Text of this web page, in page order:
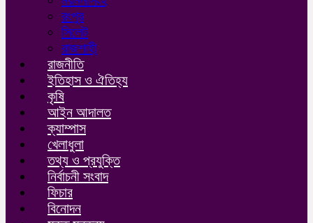
রংপুর
সিলেট
রাজশাহী
রাজনীতি
ইতিহাস ও ঐতিহ্য
কৃষি
আইন আদালত
ক্যাম্পাস
খেলাধুলা
তথ্য ও প্রযুক্তি
নির্বাচনী সংবাদ
ফিচার
বিনোদন